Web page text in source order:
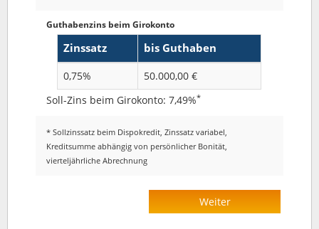
Guthabenzins beim Girokonto
Zinssatz bis Guthaben
0,75%
50.000,00 €
Soll-Zins beim Girokonto: 7,49%*
* Sollzinssatz beim Dispokredit, Zinssatz variabel,
Kreditsumme abhängig von persönlicher Bonität,
vierteljährliche Abrechnung
Weiter